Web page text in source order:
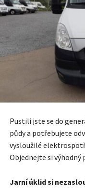
Pustili jste se do
půdy a potřebujete
vysloužilé
Objednejte si výhodný
Jarní úklid si